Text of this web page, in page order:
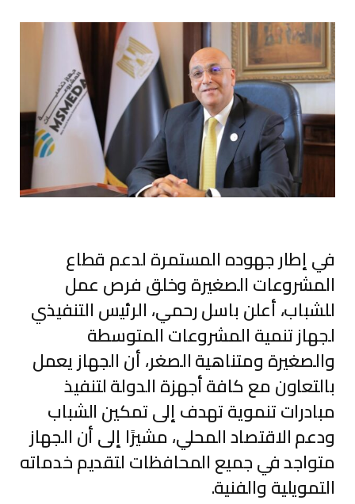
في إطار جهوده المستمرة لدعم قطاع
المشروعات الصغيرة وخلق فرص عمل
للشباب، أعلن باسل رحمي، الرئيس التنفيذي
لجهاز تنمية المشروعات المتوسطة
والصغيرة ومتناهية الصغر، أن الجهاز يعمل
بالتعاون مع كافة أجهزة الدولة لتنفيذ
مبادرات تنموية تهدف إلى تمكين الشباب
ودعم الاقتصاد المحلي، مشيرًا إلى أن الجهاز
متواجد في جميع المحافظات لتقديم خدماته
التمويلية والفنية.